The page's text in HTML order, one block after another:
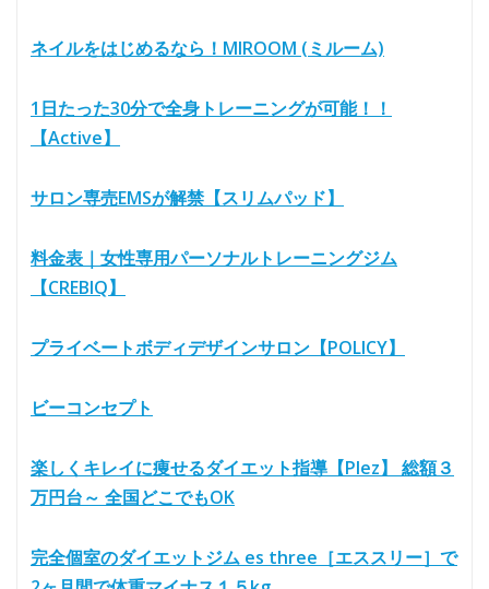
ネイルをはじめるなら！MIROOM (ミルーム)
1日たった30分で全身トレーニングが可能！！
【Active】
サロン専売EMSが解禁【スリムパッド】
料金表｜女性専用パーソナルトレーニングジム
【CREBIQ】
プライベートボディデザインサロン【POLICY】
ビーコンセプト
楽しくキレイに痩せるダイエット指導【Plez】 総額３
万円台～ 全国どこでもOK
完全個室のダイエットジム es three［エススリー］で